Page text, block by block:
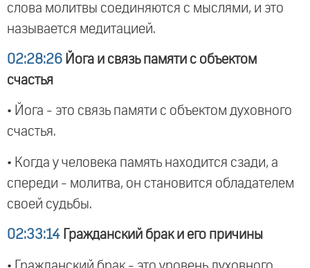
слова молитвы соединяются с мыслями, и это
называется медитацией.
02:28:26 Йога и связь памяти с объектом
счастья
• Йога - это связь памяти с объектом духовного
счастья.
• Когда у человека память находится сзади, а
спереди - молитва, он становится обладателем
своей судьбы.
02:33:14 Гражданский брак и его причины